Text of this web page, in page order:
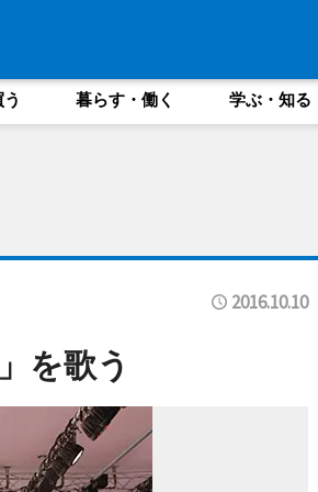
暮らす・働く 学ぶ・知る
2016.10.10
を歌う